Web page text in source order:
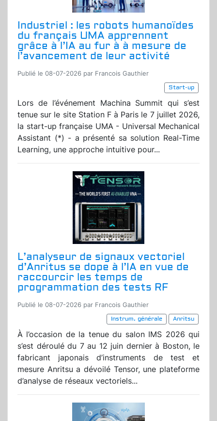
Industriel : les robots humanoïdes
du français UMA apprennent
grâce à l’IA au fur à à mesure de
l’avancement de leur activité
Publié le 08-07-2026 par Francois Gauthier
Start-up
Lors de l’événement Machina Summit qui s’est
tenue sur le site Station F à Paris le 7 juillet 2026,
la start-up française UMA - Universal Mechanical
Assistant (*) - a présenté sa solution Real-Time
Learning, une approche intuitive pour...
L’analyseur de signaux vectoriel
d’Anritus se dope à l’IA en vue de
raccourcir les temps de
programmation des tests RF
Publié le 08-07-2026 par Francois Gauthier
Instrum. générale
Anritsu
À l’occasion de la tenue du salon IMS 2026 qui
s’est déroulé du 7 au 12 juin dernier à Boston, le
fabricant japonais d’instruments de test et
mesure Anritsu a dévoilé Tensor, une plateforme
d’analyse de réseaux vectoriels...